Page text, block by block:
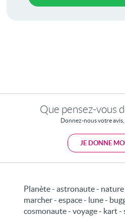
Que pensez-vous
Donnez-nous votre
JE DONNE
Planète - astronaute -
marcher - espace - lune -
cosmonaute - voyage - kart -